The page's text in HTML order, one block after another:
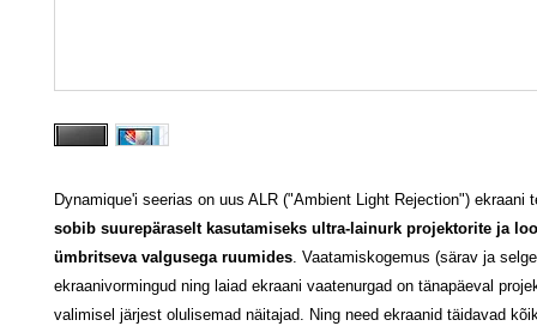
Dynamique'i seerias on uus ALR ("Ambient Light Rejection") ekraani
sobib suurepäraselt kasutamiseks ultra-lainurk projektorite ja
ümbritseva valgusega ruumides . Vaatamiskogemus (särav ja
ekraanivormingud ning laiad ekraani vaatenurgad on tänapäeval
valimisel järjest olulisemad näitajad. Ning need ekraanid täidavad